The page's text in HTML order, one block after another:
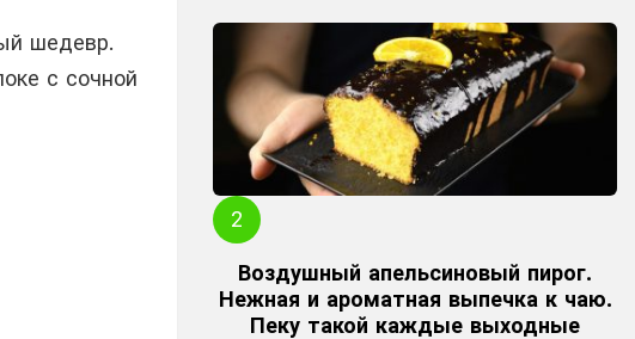
шедевр.
с сочной
Воздушный апельсиновый пирог.
Нежная и ароматная выпечка к чаю.
Пеку такой каждые выходные